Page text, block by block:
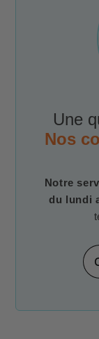
Une
Nos
Notre
du lundi